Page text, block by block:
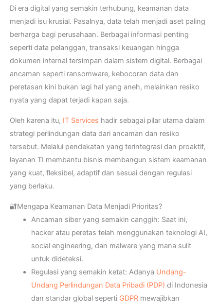
Di era digital yang semakin terhubung, keamanan data
menjadi isu krusial. Pasalnya, data telah menjadi aset paling
berharga bagi perusahaan. Berbagai informasi penting
seperti data pelanggan, transaksi keuangan hingga
dokumen internal tersimpan dalam sistem digital. Berbagai
ancaman seperti ransomware, kebocoran data dan
peretasan kini bukan lagi hal yang aneh, melainkan resiko
nyata yang dapat terjadi kapan saja.
Oleh karena itu, IT Services hadir sebagai pilar utama dalam
strategi perlindungan data dari ancaman dan resiko
tersebut. Melalui pendekatan yang terintegrasi dan proaktif,
layanan TI membantu bisnis membangun sistem keamanan
yang kuat, fleksibel, adaptif dan sesuai dengan regulasi
yang berlaku.
🔐Mengapa Keamanan Data Menjadi Prioritas?
Ancaman siber yang semakin canggih: Saat ini,
hacker atau peretas telah menggunakan teknologi AI,
social engineering, dan malware yang mana sulit
untuk dideteksi.
Regulasi yang semakin ketat: Adanya Undang-
Undang Perlindungan Data Pribadi (PDP) di Indonesia
dan standar global seperti GDPR mewajibkan